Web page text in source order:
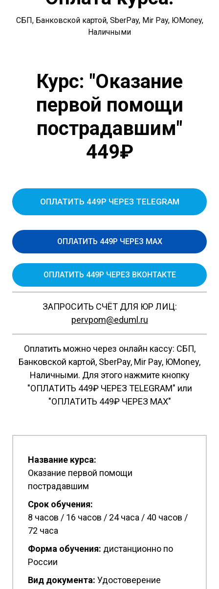
СБП, Банковской картой, SberPay, Mir Pay, ЮMoney,
Наличными
Курс: "Оказание
первой помощи
пострадавшим"
449₽
ОПЛАТИТЬ 449Р ЧЕРЕЗ TELEGRAM
ОПЛАТИТЬ 449Р ЧЕРЕЗ MAX
ОПЛАТИТЬ 449Р ЧЕРЕЗ ВКОНТАКТЕ
ЗАПРОСИТЬ СЧЁТ ДЛЯ ЮР ЛИЦ:
pervpom@eduml.ru
Оплатить можно через онлайн кассу: СБП,
Банковской картой, SberPay, Mir Pay, ЮMoney,
Наличными. Для этого нажмите кнопку
"ОПЛАТИТЬ 449₽ ЧЕРЕЗ TELEGRAM" или
"ОПЛАТИТЬ 449₽ ЧЕРЕЗ MAX"
Название курса:
Оказание первой помощи
пострадавшим
Срок обучения:
8 часов / 16 часов / 24 часа / 40 часов /
72 часа
Форма обучения: дистанционно по
России
Вид документа: Удостоверение